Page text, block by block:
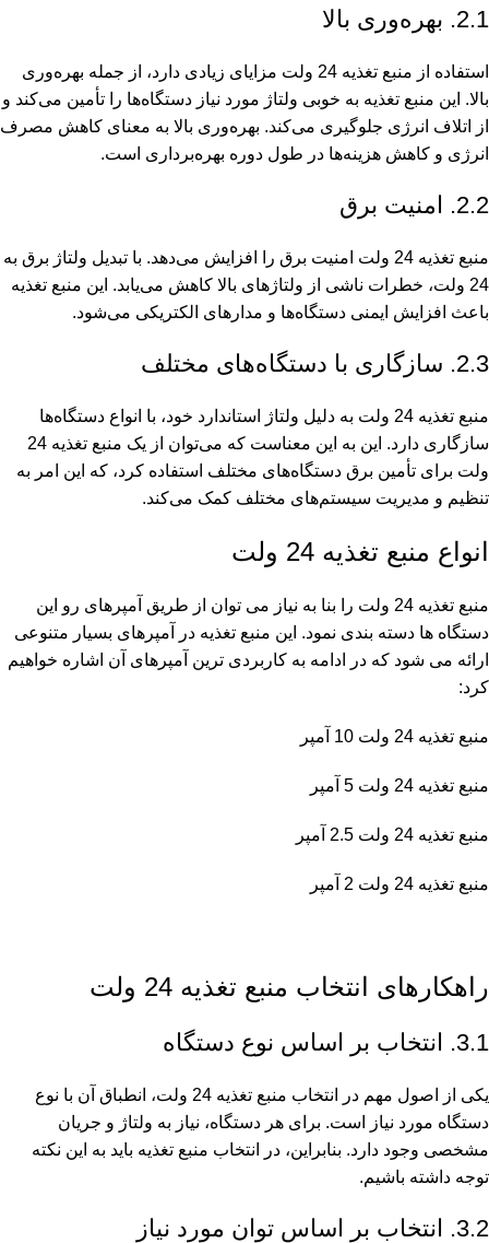
2.1. بهره‌وری بالا
استفاده از منبع تغذیه 24 ولت مزایای زیادی دارد، از جمله بهره‌وری
بالا. این منبع تغذیه به خوبی ولتاژ مورد نیاز دستگاه‌ها را تأمین می‌کند و
از اتلاف انرژی جلوگیری می‌کند. بهره‌وری بالا به معنای کاهش مصرف
انرژی و کاهش هزینه‌ها در طول دوره بهره‌برداری است.
2.2. امنیت برق
منبع تغذیه 24 ولت امنیت برق را افزایش می‌دهد. با تبدیل ولتاژ برق به
24 ولت، خطرات ناشی از ولتاژ‌های بالا کاهش می‌یابد. این منبع تغذیه
باعث افزایش ایمنی دستگاه‌ها و مدارهای الکتریکی می‌شود.
2.3. سازگاری با دستگاه‌های مختلف
منبع تغذیه 24 ولت به دلیل ولتاژ استاندارد خود، با انواع دستگاه‌ها
سازگاری دارد. این به این معناست که می‌توان از یک منبع تغذیه 24
ولت برای تأمین برق دستگاه‌های مختلف استفاده کرد، که این امر به
تنظیم و مدیریت سیستم‌های مختلف کمک می‌کند.
انواع منبع تغذیه 24 ولت
منبع تغذیه 24 ولت را بنا به نیاز می توان از طریق آمپرهای رو این
دستگاه ها دسته بندی نمود. این منبع تغذیه در آمپرهای بسیار متنوعی
ارائه می شود که در ادامه به کاربردی ترین آمپرهای آن اشاره خواهیم
کرد:
منبع تغذیه 24 ولت 10 آمپر
منبع تغذیه 24 ولت 5 آمپر
منبع تغذیه 24 ولت 2.5 آمپر
منبع تغذیه 24 ولت 2 آمپر
راهکارهای انتخاب منبع تغذیه 24 ولت
3.1. انتخاب بر اساس نوع دستگاه
یکی از اصول مهم در انتخاب منبع تغذیه 24 ولت، انطباق آن با نوع
دستگاه مورد نیاز است. برای هر دستگاه، نیاز به ولتاژ و جریان
مشخصی وجود دارد. بنابراین، در انتخاب منبع تغذیه باید به این نکته
توجه داشته باشیم.
3.2. انتخاب بر اساس توان مورد نیاز